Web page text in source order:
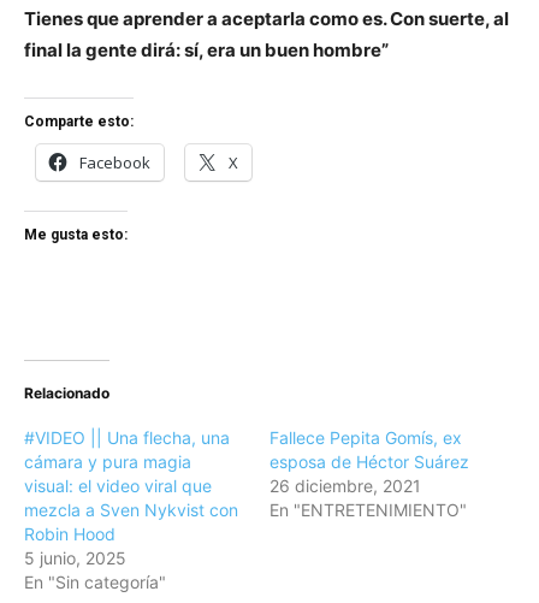
Tienes que aprender a aceptarla como es. Con suerte, al
final la gente dirá: sí, era un buen hombre”
Comparte esto:
Facebook X
Me gusta esto:
Relacionado
#VIDEO || Una flecha, una
cámara y pura magia
visual: el video viral que
mezcla a Sven Nykvist con
Robin Hood
5 junio, 2025
En "Sin categoría"
Fallece Pepita Gomís, ex
esposa de Héctor Suárez
26 diciembre, 2021
En "ENTRETENIMIENTO"